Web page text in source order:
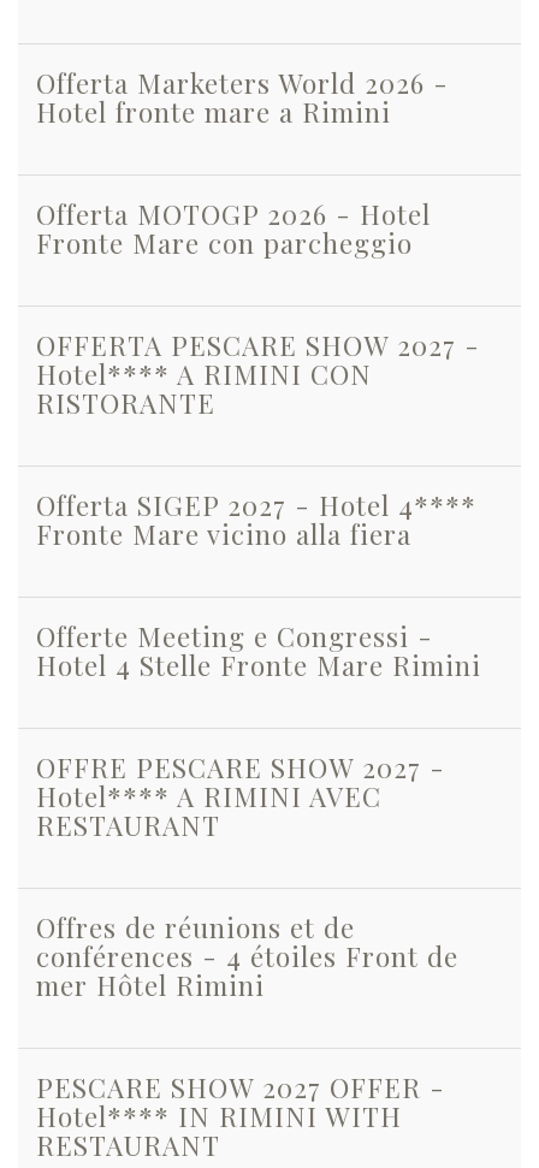
Offerta Marketers World 2026 -
Hotel fronte mare a Rimini
Offerta MOTOGP 2026 - Hotel
Fronte Mare con parcheggio
OFFERTA PESCARE SHOW 2027 -
Hotel**** A RIMINI CON
RISTORANTE
Offerta SIGEP 2027 - Hotel 4****
Fronte Mare vicino alla fiera
Offerte Meeting e Congressi -
Hotel 4 Stelle Fronte Mare Rimini
OFFRE PESCARE SHOW 2027 -
Hotel**** A RIMINI AVEC
RESTAURANT
Offres de réunions et de
conférences - 4 étoiles Front de
mer Hôtel Rimini
PESCARE SHOW 2027 OFFER -
Hotel**** IN RIMINI WITH
RESTAURANT